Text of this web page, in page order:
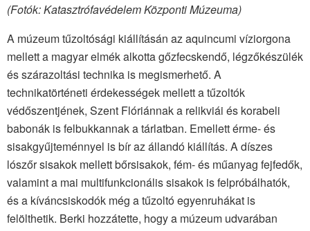
(Fotók: Katasztrófavédelem Központi Múzeuma)
A múzeum tűzoltósági kiállításán az aquincumi víziorgona
mellett a magyar elmék alkotta gőzfecskendő, légzőkészülék
és szárazoltási technika is megismerhető. A
technikatörténeti érdekességek mellett a tűzoltók
védőszentjének, Szent Flóriánnak a relikviái és korabeli
babonák is felbukkannak a tárlatban. Emellett érme- és
sisakgyűjteménnyel is bír az állandó kiállítás. A díszes
lószőr sisakok mellett bőrsisakok, fém- és műanyag fejfedők,
valamint a mai multifunkcionális sisakok is felpróbálhatók,
és a kíváncsiskodók még a tűzoltó egyenruhákat is
felölthetik. Berki hozzátette, hogy a múzeum udvarában